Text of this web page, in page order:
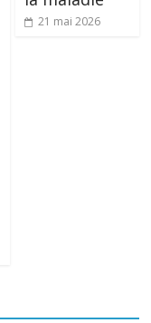
21 mai 2026